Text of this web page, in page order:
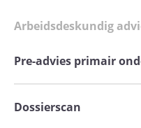
Arbeidsdeskundig
Pre-advies primair
Dossierscan